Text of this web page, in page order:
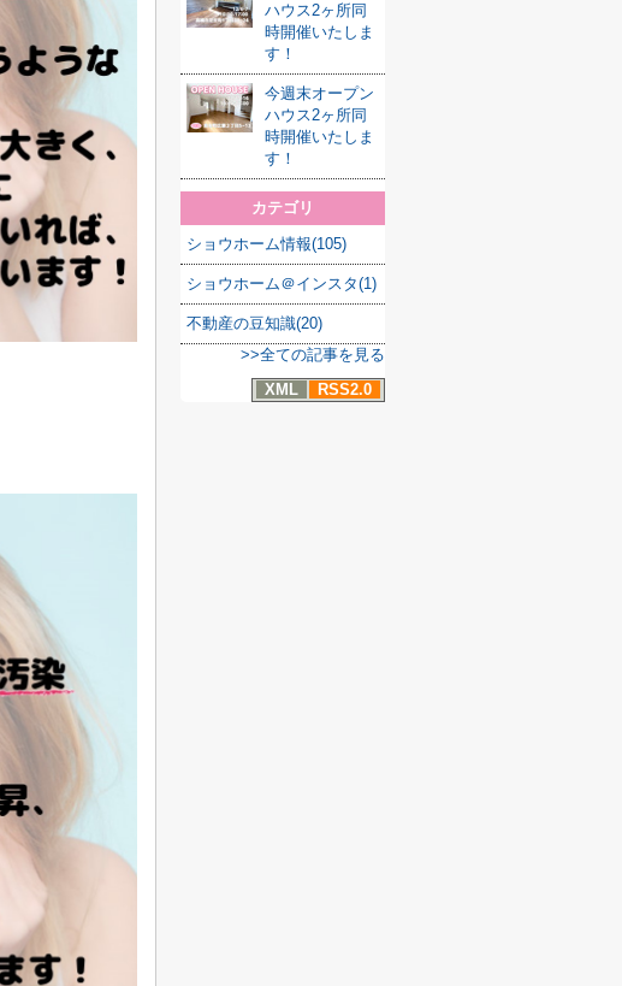
ハウス2ヶ所同
時開催いたしま
す！
今週末オープン
ハウス2ヶ所同
時開催いたしま
す！
カテゴリ
ショウホーム情報(105)
ショウホーム＠インスタ(1)
不動産の豆知識(20)
>>全ての記事を見る
XML
RSS2.0